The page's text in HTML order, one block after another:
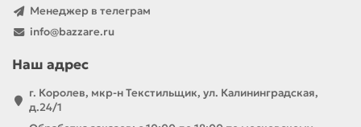
Менеджер в телеграм
info@bazzare.ru
Наш адрес
г. Королев, мкр-н Текстильщик, ул. Калининградская,
д.24/1